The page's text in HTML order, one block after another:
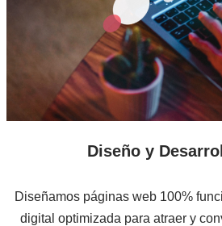
Diseño y
Diseñamos páginas web 100%
digital optimizada para atraer y